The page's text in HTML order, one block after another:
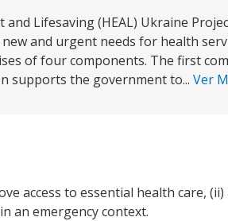
Lifesaving (HEAL) Ukraine
and urgent needs for health
of four components. The first
supports the government to... Ver
access to essential health care,
an emergency context.